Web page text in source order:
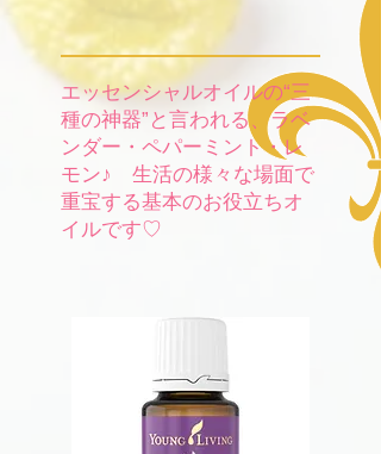
​エッセンシャルオイルの“三
種の神器”と言われる、ラベ
ンダー・ペパーミント・レ
モン♪ 生活の様々な場面で
重宝する基本のお役立ちオ
イルです♡